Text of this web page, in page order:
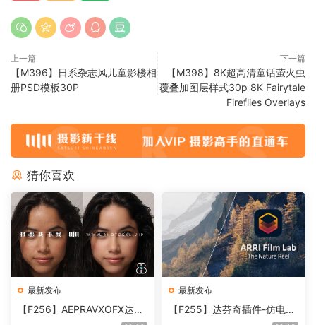
上一篇
【M396】日系杂志风儿童影楼相
册PSD模板30P
下一篇
【M398】8K超高清童话萤火虫
覆叠加图层样式30p 8K Fairytale
Fireflies Overlays
猜你喜欢
最新发布
【F256】AEPRAVXOFX达芬
最新发布
【F255】达芬奇插件-仿电影